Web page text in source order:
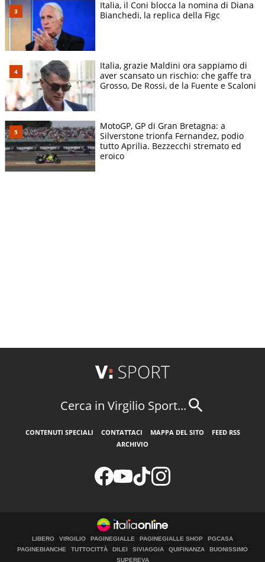
Italia, il Coni blocca la nomina di Diana
Bianchedi, la replica della Figc
Italia, grazie Maldini ora sappiamo di
aver scansato un rischio: che gaffe tra
Grosso, De Rossi, de la Fuente e Scaloni
MotoGP, GP di Gran Bretagna: a
Silverstone trionfa Fernandez, podio
tutto Aprilia. Bezzecchi stremato ed
eroico
Cerca in Virgilio Sport...
CONTENUTI SPECIALI CONTATTACI MAPPA DEL SITO
FEED RSS
ARCHIVIO
LIBERO VIRGILIO PAGINEGIALLE PAGINEGIALLE SHOP
PGCASA
PAGINEBIANCHE
TUTTOCITTÀ DILEI SIVIAGGIA QUIFINANZA
BUONISSIMO
SUPEREVA